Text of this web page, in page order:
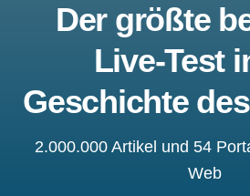
Der größte
Live-Test
Geschichte
2.000.000 Artikel und 54
Web